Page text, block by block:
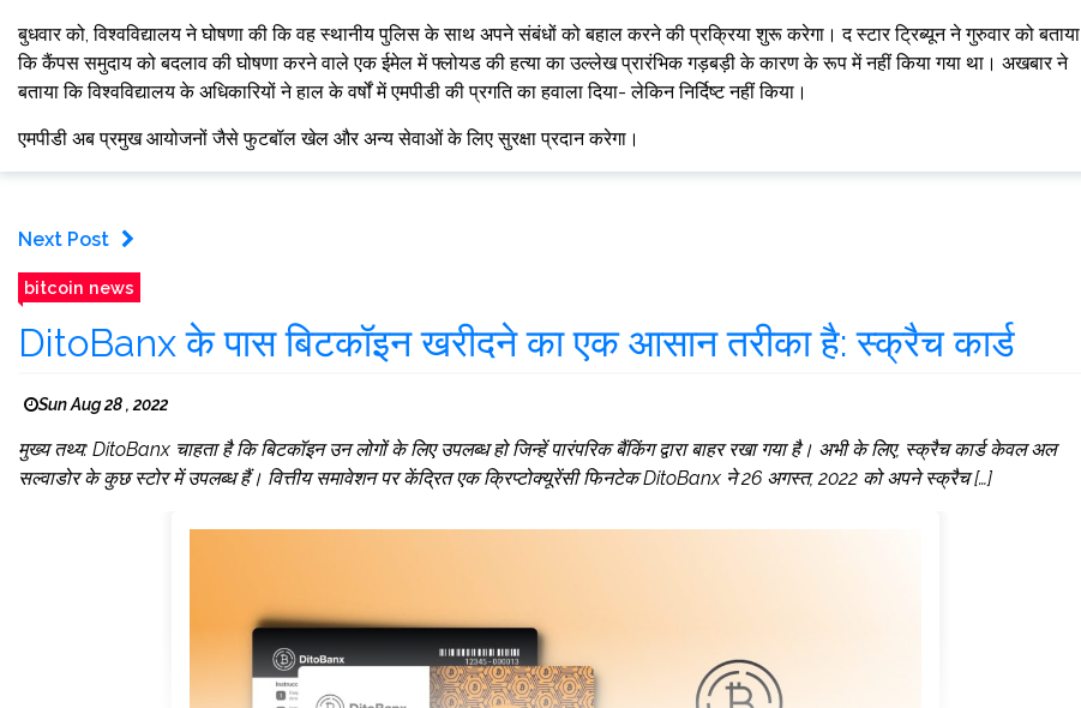
बुधवार को, विश्वविद्यालय ने घोषणा की कि वह स्थानीय पुलिस के साथ अपने संबंधों को बहाल करने की प्रक्रिया शुरू करेगा। द स्टार ट्रिब्यून ने गुरुवार को बताया
कि कैंपस समुदाय को बदलाव की घोषणा करने वाले एक ईमेल में फ्लोयड की हत्या का उल्लेख प्रारंभिक गड़बड़ी के कारण के रूप में नहीं किया गया था। अखबार ने
बताया कि विश्वविद्यालय के अधिकारियों ने हाल के वर्षों में एमपीडी की प्रगति का हवाला दिया- लेकिन निर्दिष्ट नहीं किया।
एमपीडी अब प्रमुख आयोजनों जैसे फुटबॉल खेल और अन्य सेवाओं के लिए सुरक्षा प्रदान करेगा।
Next Post
bitcoin news
DitoBanx के पास बिटकॉइन खरीदने का एक आसान तरीका है: स्क्रैच कार्ड
Sun Aug 28 , 2022
मुख्य तथ्य: DitoBanx चाहता है कि बिटकॉइन उन लोगों के लिए उपलब्ध हो जिन्हें पारंपरिक बैंकिंग द्वारा बाहर रखा गया है। अभी के लिए, स्क्रैच कार्ड केवल अल
सल्वाडोर के कुछ स्टोर में उपलब्ध हैं। वित्तीय समावेशन पर केंद्रित एक क्रिप्टोक्यूरेंसी फिनटेक DitoBanx ने 26 अगस्त, 2022 को अपने स्क्रैच […]